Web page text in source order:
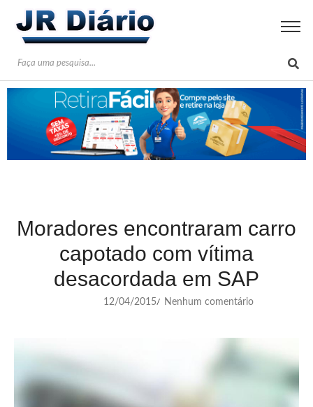
Moradores encontraram carro
capotado com vítima
desacordada em SAP
12/04/2015/ Nenhum comentário